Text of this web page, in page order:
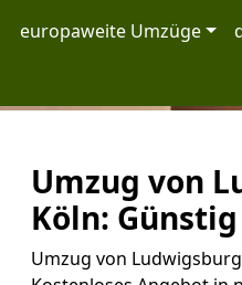
europaweite Umzüge
Umzug von
Köln:
Umzug von